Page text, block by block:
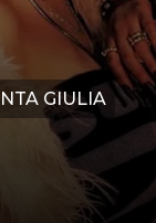
GIULIA